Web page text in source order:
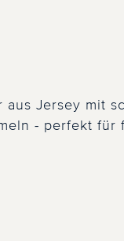
Jersey mit
- perfekt für